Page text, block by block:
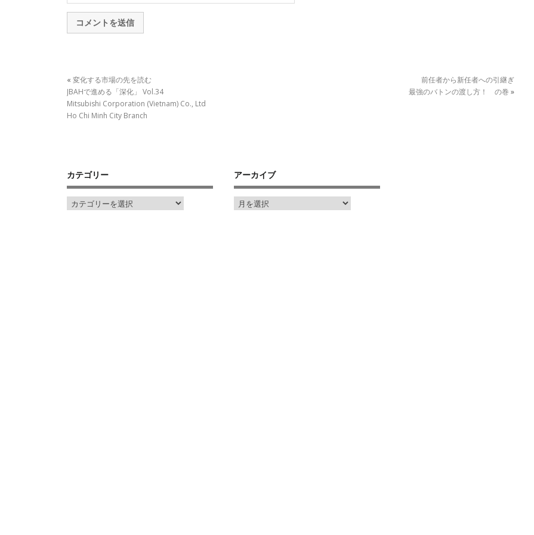
« 変化する市場の先を読む
JBAHで進める「深化」 Vol.34
Mitsubishi Corporation (Vietnam) Co., Ltd
Ho Chi Minh City Branch
前任者から新任者への引継ぎ
最強のバトンの渡し方！ の巻 »
カテゴリー アーカイブ